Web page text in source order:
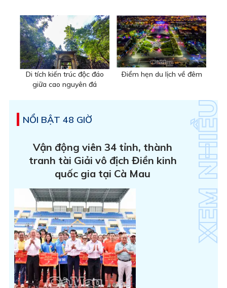
Di tích kiến trúc độc đáo
giữa cao nguyên đá
Ðiểm hẹn du lịch về đêm
NỔI BẬT 48 GIỜ
Vận động viên 34 tỉnh, thành
tranh tài Giải vô địch Điền kinh
quốc gia tại Cà Mau